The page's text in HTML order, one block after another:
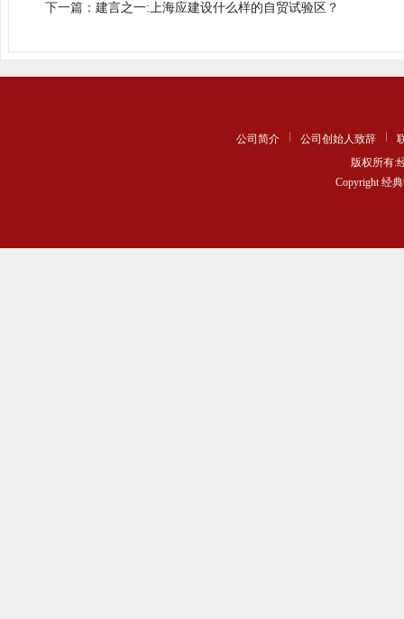
下一篇： 建言之一:上海应建设什么样的自贸试验区？
公司简介 公司创始人致辞
版权所有:
Copyright 经